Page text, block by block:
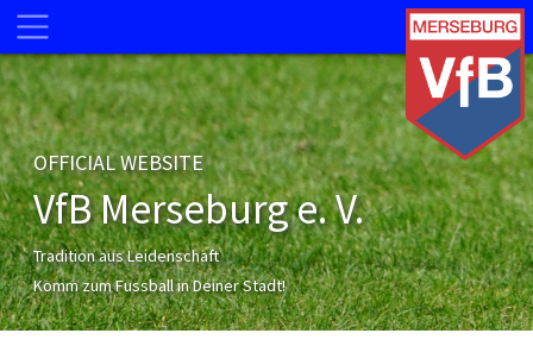
OFFICIAL WEBSITE
VfB Merseburg e. V.
Tradition aus Leidenschaft
Komm zum Fussball in Deiner Stadt!